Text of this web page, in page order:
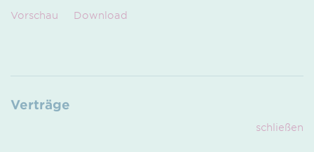
Vorschau Download
Verträge
schließen